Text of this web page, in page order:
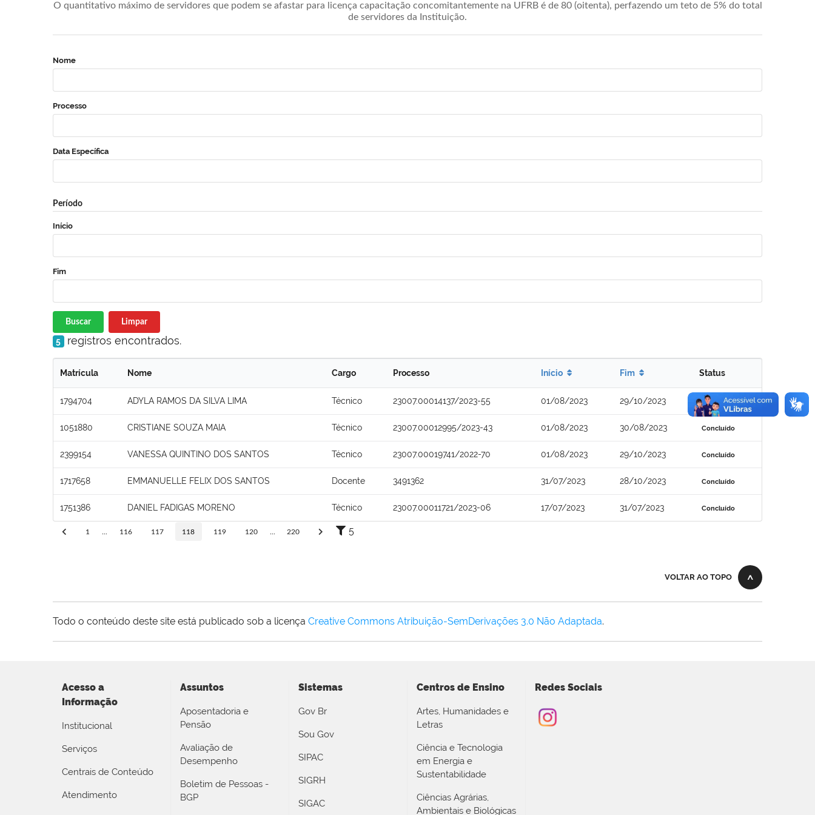
O quantitativo máximo de servidores que podem se afastar para licença capacitação concomitantemente na UFRB é de 80 (oitenta), perfazendo um teto de 5% do total
de servidores da Instituição.
Nome
Processo
Data Específica
Período
Início
Fim
Buscar Limpar
5 registros encontrados.
Matrícula Nome Cargo Processo Início Fim Status
1794704 ADYLA RAMOS DA SILVA LIMA Técnico 23007.00014137/2023-55 01/08/2023 29/10/2023 Concluído
1051880 CRISTIANE SOUZA MAIA Técnico 23007.00012995/2023-43 01/08/2023 30/08/2023 Concluído
2399154 VANESSA QUINTINO DOS SANTOS Técnico 23007.00019741/2022-70 01/08/2023 29/10/2023 Concluído
1717658 EMMANUELLE FELIX DOS SANTOS Docente 3491362 31/07/2023 28/10/2023 Concluído
1751386 DANIEL FADIGAS MORENO Técnico 23007.00011721/2023-06 17/07/2023 31/07/2023 Concluído
1 116 117 118 119 120 220 5
VOLTAR AO TOPO
Todo o conteúdo deste site está publicado sob a licença Creative Commons Atribuição-SemDerivações 3.0 Não Adaptada.
Acesso a
Informação
Institucional
Serviços
Centrais de Conteúdo
Atendimento
Assuntos
Aposentadoria e
Pensão
Avaliação de
Desempenho
Boletim de Pessoas -
BGP
Sistemas
Gov Br
Sou Gov
SIPAC
SIGRH
SIGAC
Centros de Ensino
Artes, Humanidades e
Letras
Ciência e Tecnologia
em Energia e
Sustentabilidade
Ciências Agrárias,
Ambientais e Biológicas
Redes Sociais